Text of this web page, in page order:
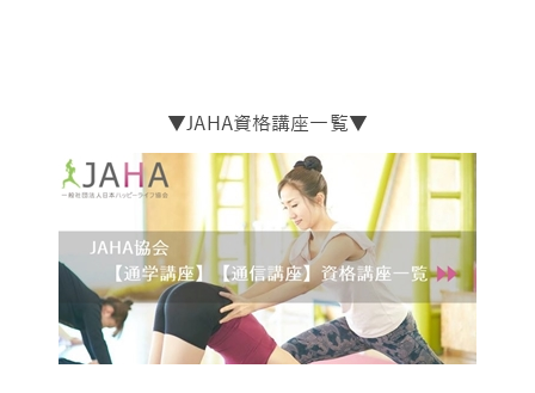
▼JAHA資格講座一覧▼